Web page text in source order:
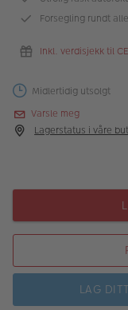
Fotokurs
Butikkoversikt
Forsegling rundt
Inkl. verdisjekk til
Midlertidig utsolgt
Varsle meg
Lagerstatus i våre
LAG